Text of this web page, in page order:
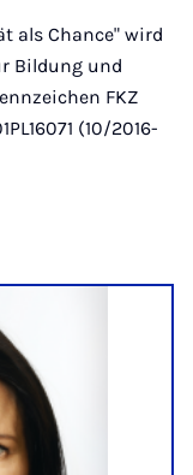
als Chance" wird
Bildung und
FKZ
(10/2016-